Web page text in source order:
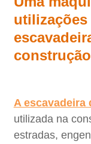
A escavadeira
utilizada na
estradas,